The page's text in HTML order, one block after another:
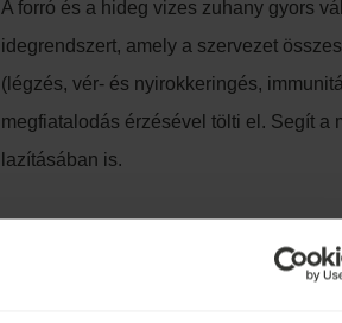
A forró és a hideg vizes zuhany gyors
idegrendszert, amely a szervezet
(légzés, vér- és nyirokkeringés,
megfiatalodás érzésével tölti el. Segít a
lazításában is.